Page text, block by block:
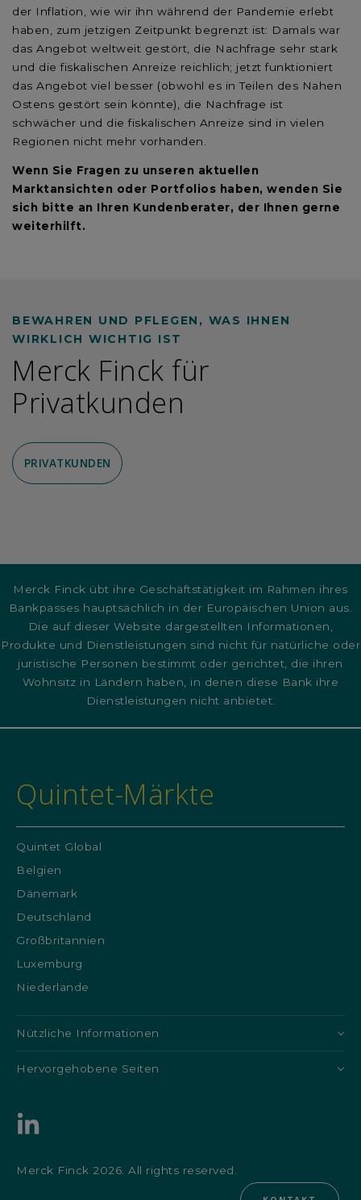
der Inflation, wie wir ihn während der Pandemie erlebt
haben, zum jetzigen Zeitpunkt begrenzt ist: Damals war
das Angebot weltweit gestört, die Nachfrage sehr stark
und die fiskalischen Anreize reichlich; jetzt funktioniert
das Angebot viel besser (obwohl es in Teilen des Nahen
Ostens gestört sein könnte), die Nachfrage ist
schwächer und die fiskalischen Anreize sind in vielen
Regionen nicht mehr vorhanden.
Wenn Sie Fragen zu unseren aktuellen
Marktansichten oder Portfolios haben, wenden Sie
sich bitte an Ihren Kundenberater, der Ihnen gerne
weiterhilft.
BEWAHREN UND PFLEGEN, WAS IHNEN
WIRKLICH WICHTIG IST
Merck Finck für
Privatkunden
PRIVATKUNDEN
Merck Finck übt ihre Geschäftstätigkeit im Rahmen ihres
Bankpasses hauptsächlich in der Europäischen Union aus.
Die auf dieser Website dargestellten Informationen,
Produkte und Dienstleistungen sind nicht für natürliche oder
juristische Personen bestimmt oder gerichtet, die ihren
Wohnsitz in Ländern haben, in denen diese Bank ihre
Dienstleistungen nicht anbietet.
Quintet-Märkte
Quintet Global
Belgien
Dänemark
Deutschland
Großbritannien
Luxemburg
Niederlande
Nützliche Informationen
Hervorgehobene Seiten
Merck Finck 2026. All rights reserved.